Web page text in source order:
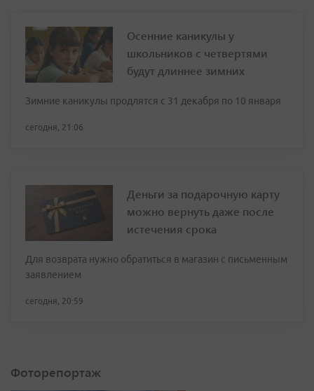
Осенние каникулы у
школьников с четвертями
будут длиннее зимних
Зимние каникулы продлятся с 31 декабря по 10 января
сегодня, 21:06
Деньги за подарочную карту
можно вернуть даже после
истечения срока
Для возврата нужно обратиться в магазин с письменным
заявлением
сегодня, 20:59
Фоторепортаж